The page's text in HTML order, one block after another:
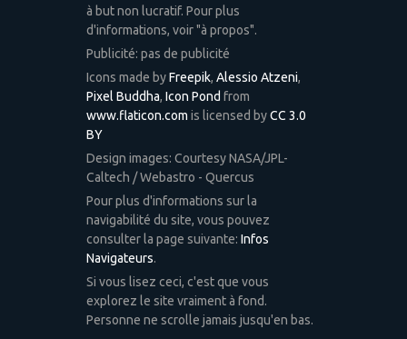
à but non lucratif. Pour plus
d'informations, voir "à propos".
Publicité: pas de publicité
Icons made byFreepik, Alessio Atzeni,
Pixel Buddha, Icon Pond from
www.flaticon.com is licensed byCC 3.0
BY
Design images: Courtesy NASA/JPL-
Caltech / Webastro - Quercus
Pour plus d'informations sur la
navigabilité du site, vous pouvez
consulter la page suivante: Infos
Navigateurs.
Si vous lisez ceci, c'est que vous
explorez le site vraiment à fond.
Personne ne scrolle jamais jusqu'en bas.